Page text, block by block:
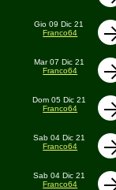
Gio 09 Dic 21
Franco64
Mar 07 Dic 21
Franco64
Dom 05 Dic 21
Franco64
Sab 04 Dic 21
Franco64
Sab 04 Dic 21
Franco64